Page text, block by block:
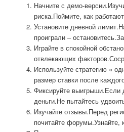
Начните с демо-
риска.Поймите, как
Установите дневной
проиграли –
Играйте в спокойной
отвлекающих
Используйте стратегию «
размер ставки после
Фиксируйте выигрыши.Если
деньги.Не пытайтесь
Изучайте отзывы.Перед
почитайте форумы.Узнайте,